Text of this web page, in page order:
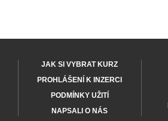
JAK SI VYBRAT KURZ
PROHLÁŠENÍ K INZERCI
PODMÍNKY UŽITÍ
NAPSALI O NÁS